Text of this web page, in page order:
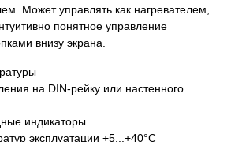
Может управлять как нагревателем,
понятное управление
внизу экрана.
на DIN-рейку или настенного
индикаторы
эксплуатации +5...+40°С